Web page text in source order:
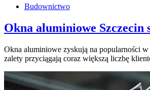
Budownictwo
Okna aluminiowe Szczecin
Okna aluminiowe zyskują na popularności w
zalety przyciągają coraz większą liczbę